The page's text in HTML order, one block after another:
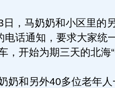
马奶奶和小区里的
电话通知，要求大家统
，开始为期三天的北海
和另外40多位老年人